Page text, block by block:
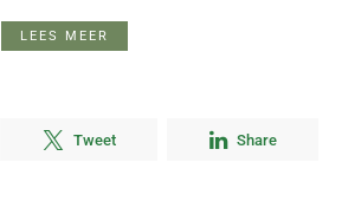
LEES MEER
Tweet Share